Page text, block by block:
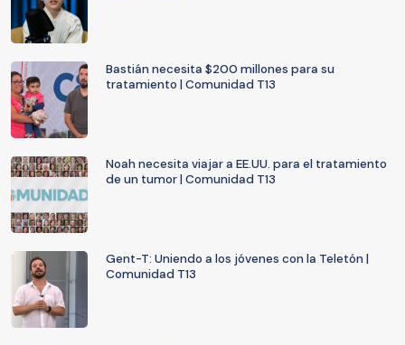
Bastián necesita $200 millones para su
tratamiento | Comunidad T13
Noah necesita viajar a EE.UU. para el tratamiento
de un tumor | Comunidad T13
Gent-T: Uniendo a los jóvenes con la Teletón |
Comunidad T13